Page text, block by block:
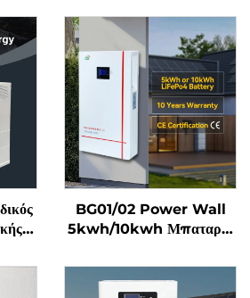
BG01/02 Power Wall
5kwh/10kwh Μπαταρία
Ενέργειας 100AH/200AH
Σύστημα Αποθήκευσης